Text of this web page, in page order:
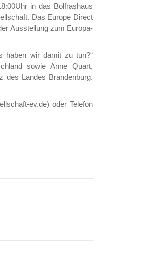
in das Bolfrashaus
Das Europe Direct
Ausstellung zum Europa-
haben wir damit zu tun?“
sowie Anne Quart,
des Landes Brandenburg.
ev.de) oder Telefon